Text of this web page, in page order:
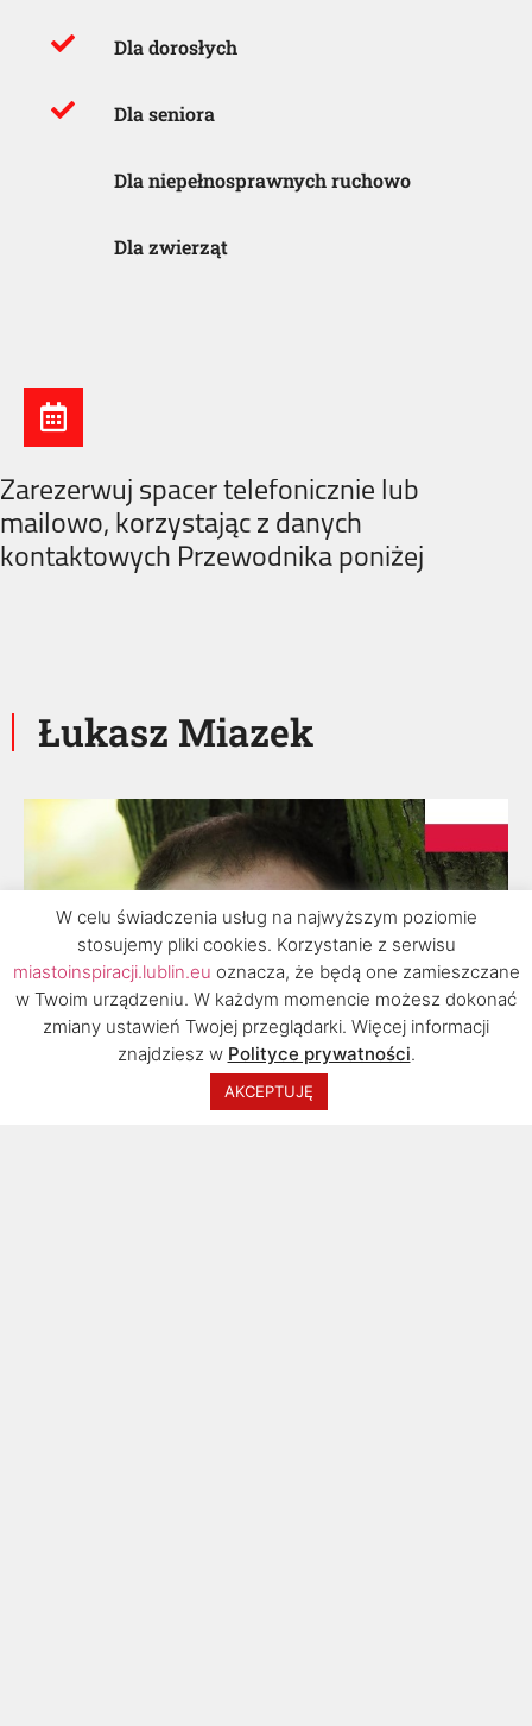
Dla dorosłych
Dla seniora
Dla niepełnosprawnych ruchowo
Dla zwierząt
Zarezerwuj spacer telefonicznie lub
mailowo, korzystając z danych
kontaktowych Przewodnika poniżej
Łukasz Miazek
2020 © Urząd Miasta Lublin, Biuro Rozwoju
Turystyki. Wszelkie prawa zastrzeżone.
W celu świadczenia usług na najwyższym poziomie
stosujemy pliki cookies. Korzystanie z serwisu
miastoinspiracji.lublin.eu oznacza, że będą one zamieszczane
w Twoim urządzeniu. W każdym momencie możesz dokonać
zmiany ustawień Twojej przeglądarki. Więcej informacji
znajdziesz w Polityce prywatności.
AKCEPTUJĘ